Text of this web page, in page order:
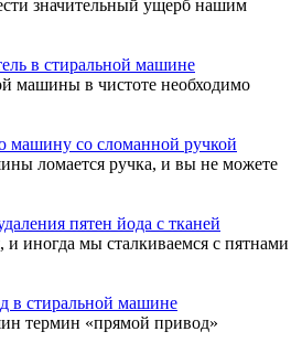
значительный ущерб нашим
в стиральной машине
машины в чистоте необходимо
машину со сломанной ручкой
ломается ручка, и вы не можете
пятен йода с тканей
и иногда мы сталкиваемся с пятнами
в стиральной машине
термин «прямой привод»